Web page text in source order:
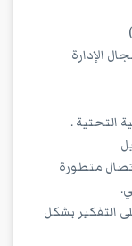
الإدارة
التحتية .
متطورة
التفكير بشكل